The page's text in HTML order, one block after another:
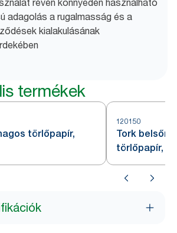
révén könnyedén használható
adagolás a rugalmasság és a
kialakulásának
termékek
törlőpapír,
120150
Tork
törlőpapír,